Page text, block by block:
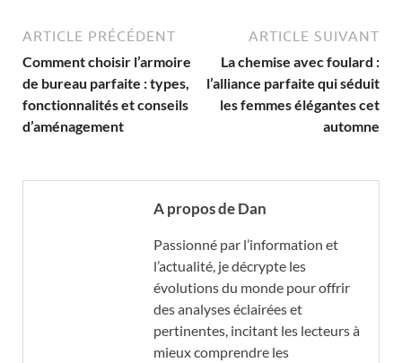
ARTICLE PRÉCÉDENT
Comment choisir l’armoire
de bureau parfaite : types,
fonctionnalités et conseils
d’aménagement
ARTICLE SUIVANT
La chemise avec foulard :
l’alliance parfaite qui séduit
les femmes élégantes cet
automne
A propos de Dan
Passionné par l’information et
l’actualité, je décrypte les
évolutions du monde pour offrir
des analyses éclairées et
pertinentes, incitant les lecteurs à
mieux comprendre les